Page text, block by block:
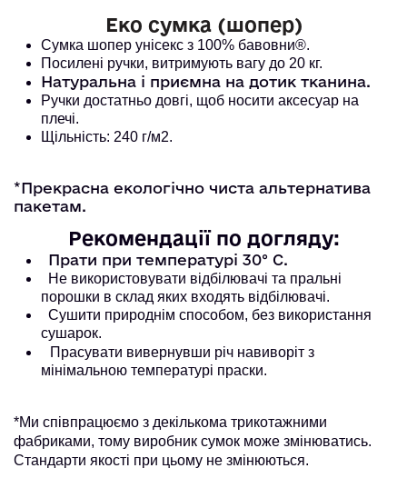
Еко сумка (шопер)
Сумка шопер унісекс з 100% бавовни®.
Посилені ручки, витримують вагу до 20 кг.
Натуральна і приємна на дотик тканина.
Ручки достатньо довгі, щоб носити аксесуар на
плечі.
Щільність: 240 г/м2.
*Прекрасна екологічно чиста альтернатива
пакетам.
Рекомендації по догляду:
Прати при температурі 30° С.
Не використовувати відбілювачі та пральні
порошки в склад яких входять відбілювачі.
Сушити природнім способом, без використання
сушарок.
Прасувати вивернувши річ навиворіт з
мінімальною температурі праски.
*Ми співпрацюємо з декількома трикотажними
фабриками, тому виробник сумок може змінюватись.
Стандарти якості при цьому не змінюються.